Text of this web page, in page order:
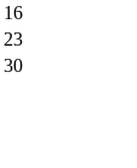
16
23
30